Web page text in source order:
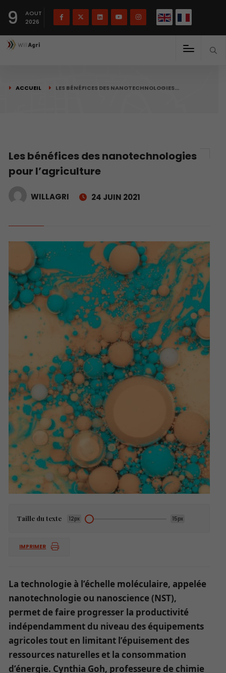
9
AOUT
2026
ACCUEIL LES BÉNÉFICES DES NANOTECHNOLOGIES…
Les bénéfices des nanotechnologies
pour l’agriculture
WILLAGRI 24 JUIN 2021
Taille du texte 12px 15px
IMPRIMER
La technologie à l’échelle moléculaire, appelée
nanotechnologie ou nanoscience (NST),
permet de faire progresser la productivité
indépendamment du niveau des équipements
agricoles tout en limitant l’épuisement des
ressources naturelles et la consommation
d’énergie. Cynthia Goh, professeure de chimie
Français English(English)